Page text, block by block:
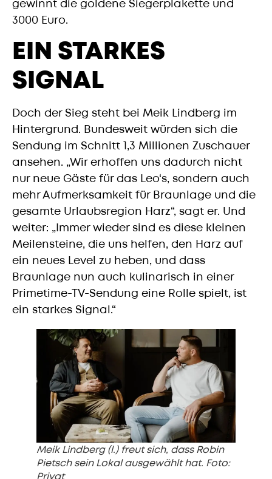
gewinnt die goldene Siegerplakette und
3000 Euro.
EIN STARKES
SIGNAL
Doch der Sieg steht bei Meik Lindberg im
Hintergrund. Bundesweit würden sich die
Sendung im Schnitt 1,3 Millionen Zuschauer
ansehen. „Wir erhoffen uns dadurch nicht
nur neue Gäste für das Leo‘s, sondern auch
mehr Aufmerksamkeit für Braunlage und die
gesamte Urlaubsregion Harz“, sagt er. Und
weiter: „Immer wieder sind es diese kleinen
Meilensteine, die uns helfen, den Harz auf
ein neues Level zu heben, und dass
Braunlage nun auch kulinarisch in einer
Primetime-TV-Sendung eine Rolle spielt, ist
ein starkes Signal.“
Meik Lindberg (l.) freut sich, dass Robin
Pietsch sein Lokal ausgewählt hat. Foto: